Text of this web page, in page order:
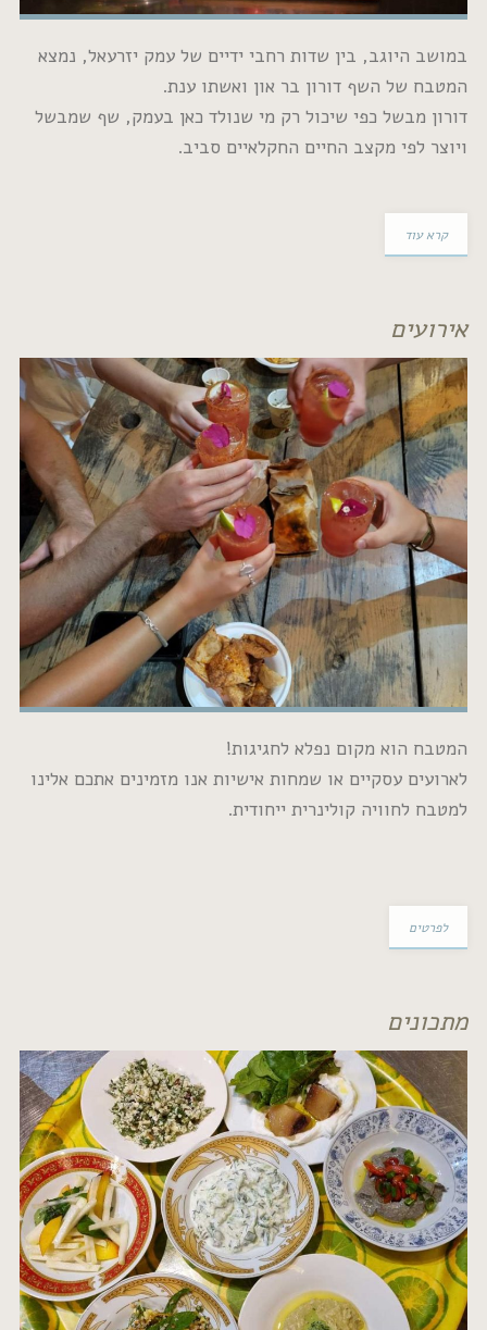
בין שדות רחבי ידיים של עמק יזרעאל, נמצא
דורון בר און ואשתו ענת.
כפי שיכול רק מי שנולד כאן בעמק, שף שמבשל
החיים החקלאיים סביב.
נפלא לחגיגות!
או שמחות אישיות אנו מזמינים אתכם אלינו
קולינרית ייחודית.